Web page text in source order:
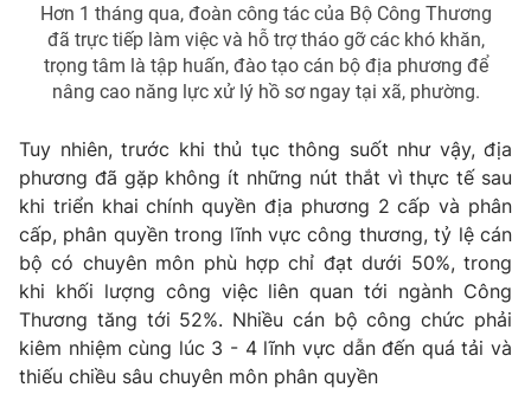
Video Shorts video
VTV Money VTV Thể thao
VTV Sức khoẻ Bất động sản
Thị trường 24h Tấm lòng Việt
VTV4 Vươn mình bằng AI
VTV9 VTV8
Hơn 1 tháng qua, đoàn công tác của Bộ Công Thương
đã trực tiếp làm việc và hỗ trợ tháo gỡ các khó khăn,
trọng tâm là tập huấn, đào tạo cán bộ địa phương để
nâng cao năng lực xử lý hồ sơ ngay tại xã, phường.
Tuy nhiên, trước khi thủ tục thông suốt như vậy, địa
phương đã gặp không ít những nút thắt vì thực tế sau
khi triển khai chính quyền địa phương 2 cấp và phân
cấp, phân quyền trong lĩnh vực công thương, tỷ lệ cán
bộ có chuyên môn phù hợp chỉ đạt dưới 50%, trong
khi khối lượng công việc liên quan tới ngành Công
Thương tăng tới 52%. Nhiều cán bộ công chức phải
kiêm nhiệm cùng lúc 3 - 4 lĩnh vực dẫn đến quá tải và
thiếu chiều sâu chuyên môn phân quyền